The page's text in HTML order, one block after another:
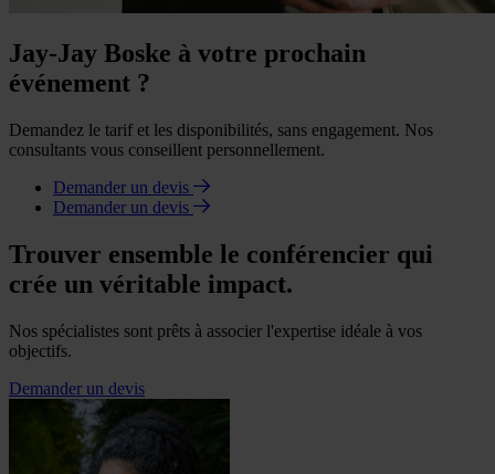
Jay-Jay Boske à votre prochain
événement ?
Demandez le tarif et les disponibilités, sans engagement. Nos
consultants vous conseillent personnellement.
Demander un devis
Demander un devis
Trouver ensemble le conférencier qui
crée un véritable impact.
Nos spécialistes sont prêts à associer l'expertise idéale à vos
objectifs.
Demander un devis